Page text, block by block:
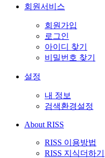
회원서비스
회원가입
로그인
아이디 찾기
비밀번호 찾기
설정
내 정보
검색환경설정
About RISS
RISS 이용방법
RISS 지식더하기